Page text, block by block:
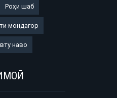
Роҳи шаб
мондагор
наво